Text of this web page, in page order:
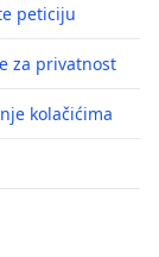
peticiju
za privatnost
kolačićima